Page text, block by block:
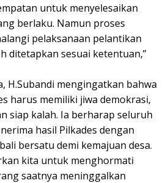
untuk menyelesaikan
berlaku. Namun proses
pelaksanaan pelantikan
ditetapkan sesuai ketentuan,”
H.Subandi mengingatkan bahwa
harus memiliki jiwa demokrasi,
siap kalah. Ia berharap seluruh
hasil Pilkades dengan
bersatu demi kemajuan desa.
kita untuk menghormati
saatnya meninggalkan